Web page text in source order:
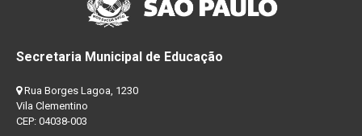
Secretaria Municipal de Educação
Rua Borges Lagoa, 1230
Vila Clementino
CEP: 04038-003